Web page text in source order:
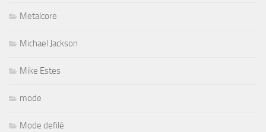
Metalcore
Michael Jackson
Mike Estes
mode
Mode defilé